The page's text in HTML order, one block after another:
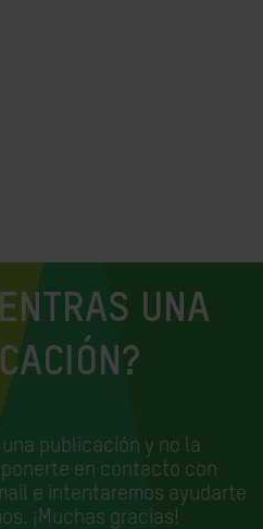
UNA
publicación y no la
en contacto con
e intentaremos ayudarte
¡Muchas gracias!